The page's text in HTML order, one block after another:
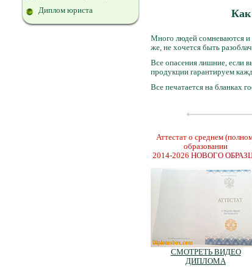
Диплом юриста
Как
Много людей сомневаются и
же, не хочется быть
Все опасения лишние, если
продукции гарантируем
Все печатается на бланках
Аттестат о среднем
образовании
2014-2026 НОВОГО
СМОТРЕТЬ ВИДЕО
ДИПЛОМА